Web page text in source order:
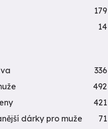
179
14
336
492
421
dárky pro muže
71